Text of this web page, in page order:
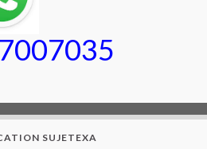
SUJETEXA